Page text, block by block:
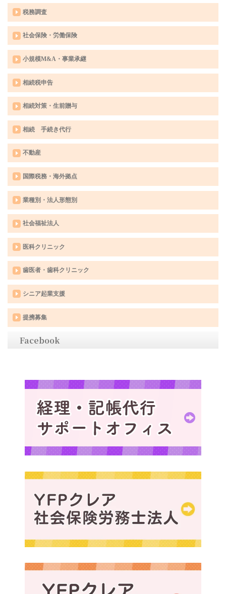
税務調査
社会保険・労働保険
小規模M&A・事業承継
相続税申告
相続対策・生前贈与
相続 手続き代行
不動産
国際税務・海外拠点
業種別・法人形態別
社会福祉法人
医科クリニック
歯医者・歯科クリニック
シニア起業支援
提携募集
Facebook